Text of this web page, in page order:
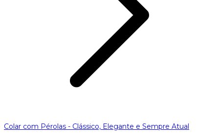
Colar com Pérolas - Clássico, Elegante e Sempre Atual